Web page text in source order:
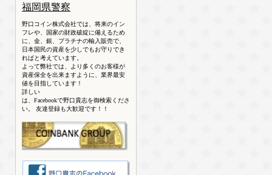
福岡県警察
野口コイン株式会社では、将来のイン
フレや、国家の財政破綻に備えるため
に、金、銀、プラチナの輸入販売で、
日本国民の資産を少しでもお守りでき
ればと考えています。
よって弊社では、より多くのお客様が
資産保全を出来ますように、業界最安
値を目指しています！
詳しい
は、Facebookで野口貴志を御検索くださ
い。 友達登録も大歓迎です！！